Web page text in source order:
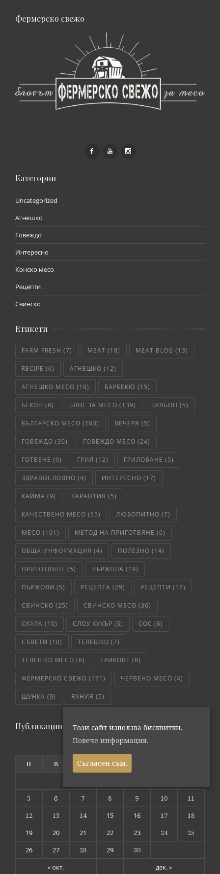
Фермерско свежо
Категории
Uncategorized
Агнешко
Говеждо
Интересно
Конско месо
Рецепти
Свинско
Етикети
FARM FRESH (7) MEAT (18) MEAT BLOG (13)
RECIPE (6) АГНЕШКО (12)
АГНЕШКО МЕСО (10) БАРБЕКЮ (15)
БЕКОН (8) БЛОГ ЗА МЕСО (139) БУЛЬОН (5)
БЪЛГАРСКО МЕСО (103) ВЕЧЕРЯ (5)
ГОВЕЖДО (30) ГОВЕЖДО МЕСО (24)
ГОТВЕНЕ (9) ГРИЛ (12) ГРИЛОВАНЕ (5)
ЗДРАВОСЛОВНО (4) ИНТЕРЕСНО (17)
КАЙМА (9) КАРАНТИЯ (5)
КАЧЕСТВЕНО МЕСО (65) ЛЮБОПИТНО (7)
МЕСО (101) МЕТОД НА ПРИГОТВЯНЕ (6)
ОБЩА ИНФОРМАЦИЯ (4) ПОЛЕЗНО (14)
ПРИГОТВЯНЕ (5) ПЪРЖОЛА (19)
ПЪРЖОЛИ (5) РЕЦЕПТА (29) РЕЦЕПТИ (17)
СВИНСКО (25) СВИНСКО МЕСО (36)
СКАРА (10) СЛОУ КУКЪР (5) СОС (6)
СЪВЕТИ (10) ТЕЛЕШКО (7)
ТЕЛЕШКО МЕСО (6) ТРИКОВЕ (8)
ФЕРМЕРСКО СВЕЖО (171) ЧЕРВЕНО МЕСО (4)
ШУНКА (9) ЯХНИЯ (5)
Публикации по дата
ноември 2018
П В С Ч
« окт. дек. »
5
6 7 8 9 10
11
12
13 14 15 16 17
18
19
20 21 22 23 24
25
26
27 28 29 30
Този сайт използва бисквитки.
Повече информация.
Съгласен съм.